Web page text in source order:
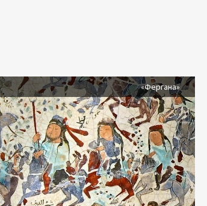
«Фергана»